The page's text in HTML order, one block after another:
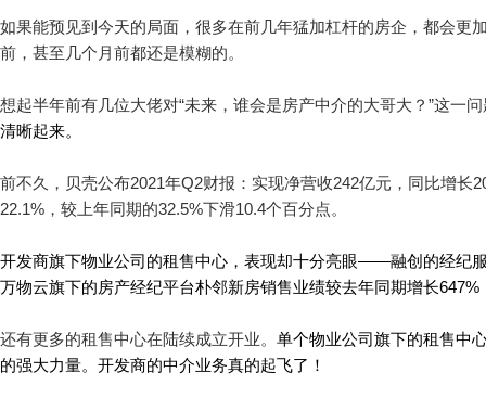
如果能预见到今天的局面，很多在前几年猛加杠杆的房企，都会
前，甚至几个月前都还是模糊的。
想起半年前有几位大佬对“未来，谁会是房产中介的大哥大？”这一
清晰起来。
前不久，贝壳公布2021年Q2财报：实现净营收242亿元，同比增
22.1%，较上年同期的32.5%下滑10.4个百分点。
开发商旗下物业公司的租售中心，表现却十分亮眼——融创的经纪
万物云旗下的房产经纪平台朴邻新房销售业绩较去年同期增长647%
还有更多的租售中心在陆续成立开业。 单个物业公司旗下的租售中
的强大力量。开发商的中介业务真的起飞了！